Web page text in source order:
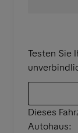
Testen Sie
Dieses
Autohaus: